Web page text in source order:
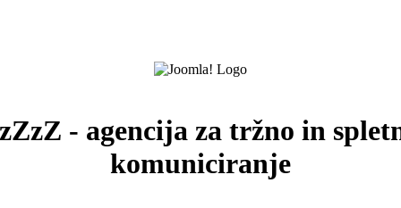
- agencija za tržno in
komuniciranje